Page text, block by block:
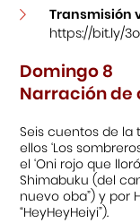
Transmisión
https://bit.ly/
Domingo 8
Narración de
Seis cuentos de la
ellos ‘Los
el ‘Oni rojo que
Shimabuku (del
nuevo oba”) y por
“HeyHeyHeiyi”).